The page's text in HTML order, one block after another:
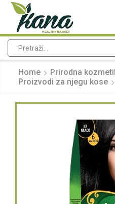
Home
Prirodna
Proizvodi za njegu kose